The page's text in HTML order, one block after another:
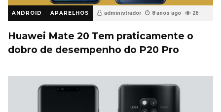
ANDROID APARELHOS administrador 8 anos ago 28
Huawei Mate 20 Tem praticamente o
dobro de desempenho do P20 Pro